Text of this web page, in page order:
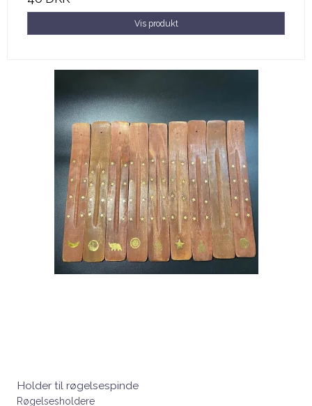
Vis produkt
Holder til røgelsespinde
Røgelsesholdere